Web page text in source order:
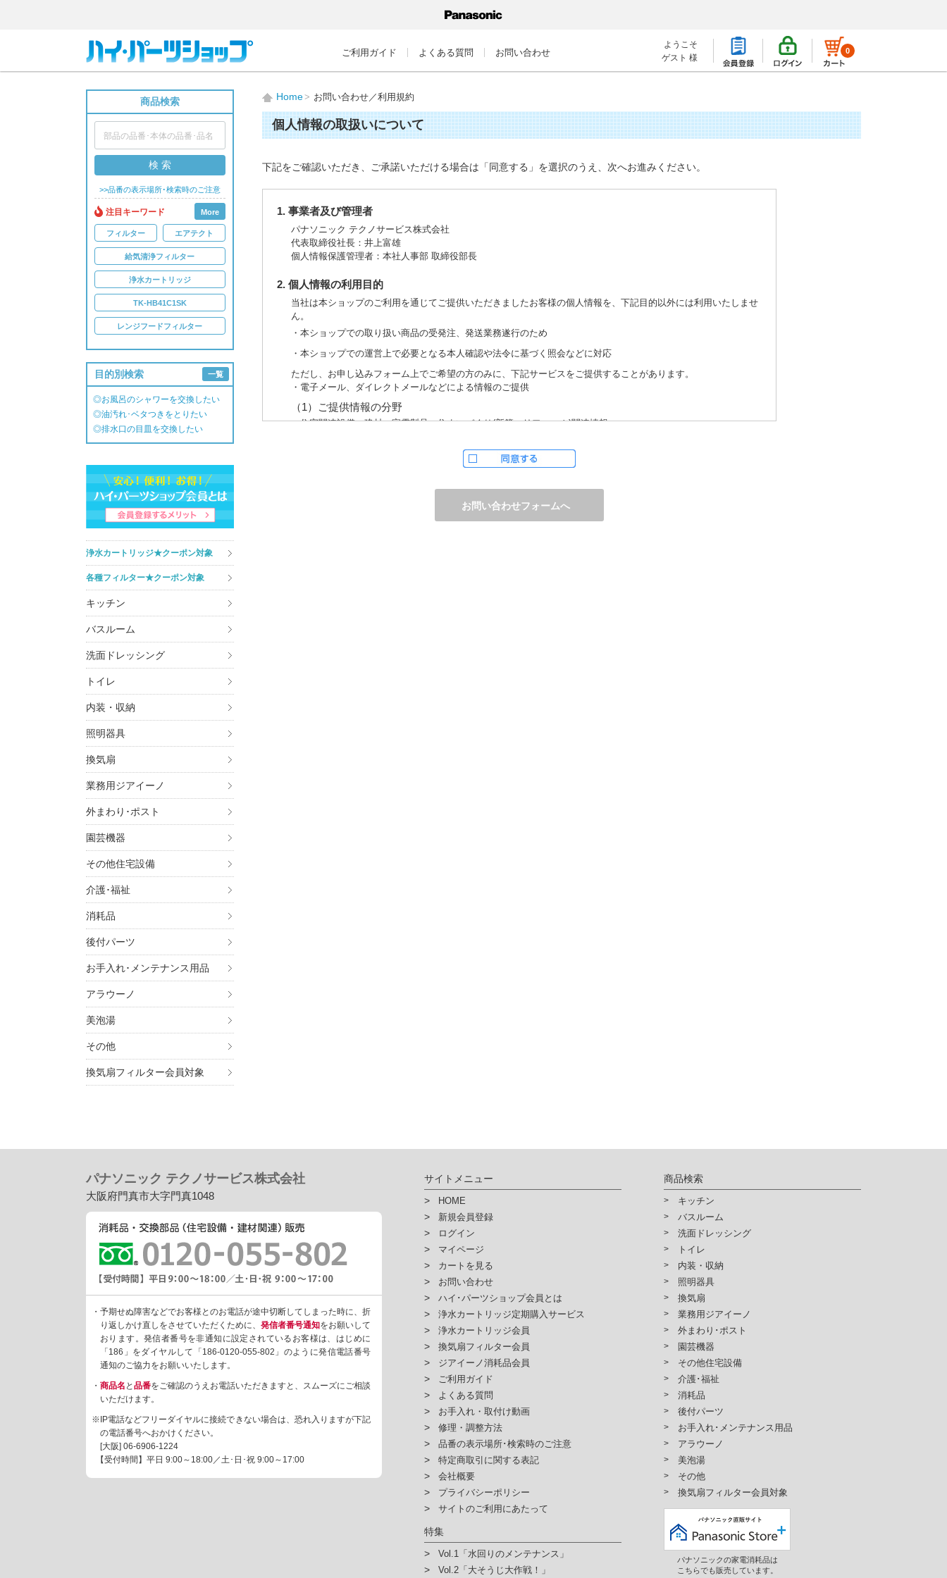
ご利用ガイド よくある質問 お問い合わせ
ようこそ
ゲスト 様
0
商品検索
検 索
>>品番の表示場所･検索時のご注意
注目キーワード More
フィルター エアテクト
給気清浄フィルター
浄水カートリッジ
TK-HB41C1SK
レンジフードフィルター
目的別検索 一覧
◎お風呂のシャワーを交換したい
◎油汚れ･ベタつきをとりたい
◎排水口の目皿を交換したい
浄水カートリッジ★クーポン対象
各種フィルター★クーポン対象
キッチン
バスルーム
洗面ドレッシング
トイレ
内装・収納
照明器具
換気扇
業務用ジアイーノ
外まわり･ポスト
園芸機器
その他住宅設備
介護･福祉
消耗品
後付パーツ
お手入れ･メンテナンス用品
アラウーノ
美泡湯
その他
換気扇フィルター会員対象
Home お問い合わせ／利用規約
個人情報の取扱いについて
下記をご確認いただき、ご承諾いただける場合は「同意する」を選択のうえ、次へお進みください。
1. 事業者及び管理者
パナソニック テクノサービス株式会社
代表取締役社長：井上富雄
個人情報保護管理者：本社人事部 取締役部長
2. 個人情報の利用目的
当社は本ショップのご利用を通じてご提供いただきましたお客様の個人情報を、下記目的以外には利用いたしませ
ん。
・本ショップでの取り扱い商品の受発注、発送業務遂行のため
・本ショップでの運営上で必要となる本人確認や法令に基づく照会などに対応
ただし、お申し込みフォーム上でご希望の方のみに、下記サービスをご提供することがあります。
・電子メール、ダイレクトメールなどによる情報のご提供
（1）ご提供情報の分野
・住宅関連設備・建材、家電製品、住まいづくり(新築・リフォーム)関連情報
・キャンペーン、フェアー、イベントに関する情報ご提供
・アンケート、商品モニターに関する情報ご提供など
・個人情報保護法に基づく公表事項
パナソニック テクノサービス株式会社
大阪府門真市大字門真1048
・予期せぬ障害などでお客様とのお電話が途中切断してしまった時に、折
り返しかけ直しをさせていただくために、 発信者番号通知をお願いして
おります。発信者番号を非通知に設定されているお客様は、はじめに
「186」をダイヤルして「186-0120-055-802」のように発信電話番号
通知のご協力をお願いいたします。
・ 商品名 と 品番をご確認のうえお電話いただきますと、スムーズにご相談
いただけます。
※IP電話などフリーダイヤルに接続できない場合は、恐れ入りますが下記
の電話番号へおかけください。
[大阪] 06-6906-1224
【受付時間】平日 9:00～18:00／土･日･祝 9:00～17:00
サイトメニュー
HOME
新規会員登録
ログイン
マイページ
カートを見る
お問い合わせ
ハイ･パーツショップ会員とは
浄水カートリッジ定期購入サービス
浄水カートリッジ会員
換気扇フィルター会員
ジアイーノ消耗品会員
ご利用ガイド
よくある質問
お手入れ・取付け動画
修理・調整方法
品番の表示場所･検索時のご注意
特定商取引に関する表記
会社概要
プライバシーポリシー
サイトのご利用にあたって
特集
Vol.1「水回りのメンテナンス」
Vol.2「大そうじ大作戦！」
商品検索
キッチン
バスルーム
洗面ドレッシング
トイレ
内装・収納
照明器具
換気扇
業務用ジアイーノ
外まわり･ポスト
園芸機器
その他住宅設備
介護･福祉
消耗品
後付パーツ
お手入れ･メンテナンス用品
アラウーノ
美泡湯
その他
換気扇フィルター会員対象
パナソニックの家電消耗品は
こちらでも販売しています。